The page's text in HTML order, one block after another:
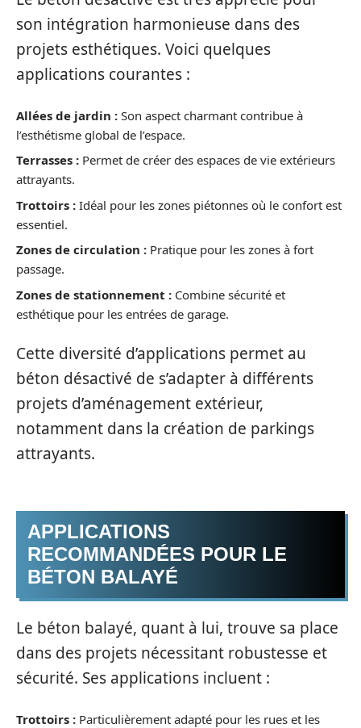
son intégration harmonieuse dans des
projets esthétiques. Voici quelques
applications courantes :
Allées de jardin : Son aspect charmant contribue à
l’esthétisme global de l’espace.
Terrasses : Permet de créer des espaces de vie extérieurs
attrayants.
Trottoirs : Idéal pour les zones piétonnes où le confort est
essentiel.
Zones de circulation : Pratique pour les zones à fort
passage.
Zones de stationnement : Combine sécurité et
esthétique pour les entrées de garage.
Cette diversité d’applications permet au
béton désactivé de s’adapter à différents
projets d’aménagement extérieur,
notamment dans la création de parkings
attrayants.
APPLICATIONS
RECOMMANDÉES POUR LE
BÉTON BALAYÉ
Le béton balayé, quant à lui, trouve sa place
dans des projets nécessitant robustesse et
sécurité. Ses applications incluent :
Trottoirs : Particulièrement adapté pour les rues et les